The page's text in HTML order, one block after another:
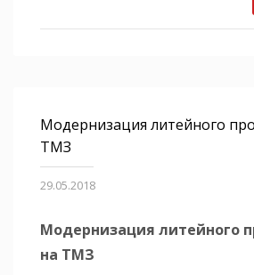
Модернизация литейного
ТМЗ
29.05.2018
Модернизация литейного
на ТМЗ